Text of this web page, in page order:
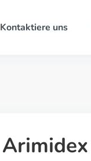
Kontaktiere uns
Arimidex